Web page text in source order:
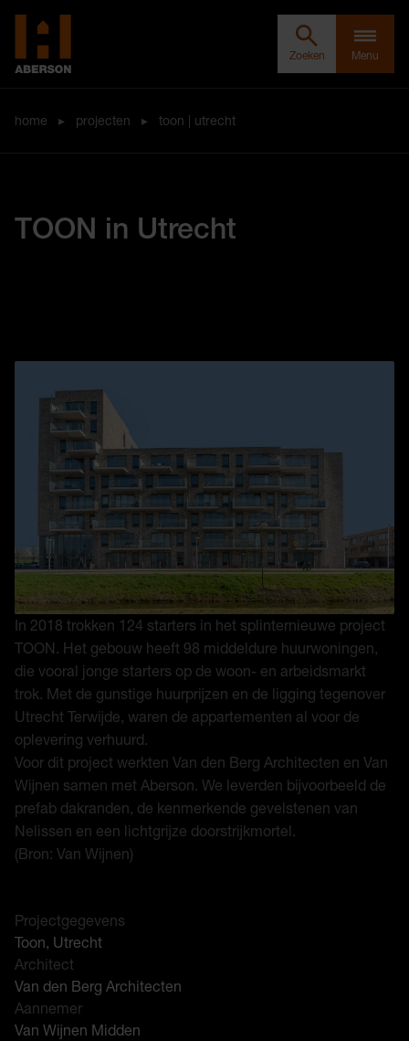
Zoeken Menu
home ▸ projecten ▸ toon | utrecht
TOON in Utrecht
In 2018 trokken 124 starters in het splinternieuwe project
TOON. Het gebouw heeft 98 middeldure huurwoningen,
die vooral jonge starters op de woon- en arbeidsmarkt
trok. Met de gunstige huurprijzen en de ligging tegenover
Utrecht Terwijde, waren de appartementen al voor de
oplevering verhuurd.
Voor dit project werkten Van den Berg Architecten en Van
Wijnen samen met Aberson. We leverden bijvoorbeeld de
prefab dakranden, de kenmerkende gevelstenen van
Nelissen en een lichtgrijze doorstrijkmortel.
(Bron: Van Wijnen)
Projectgegevens
Toon, Utrecht
Architect
Van den Berg Architecten
Aannemer
Van Wijnen Midden